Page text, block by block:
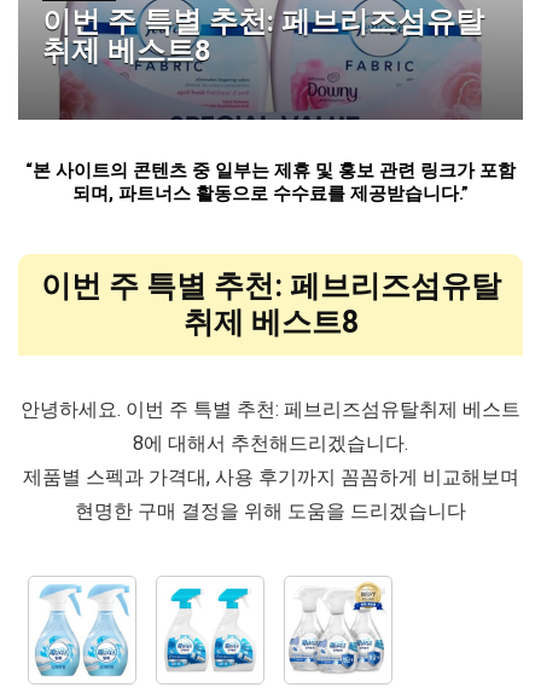
이번 주 특별 추천: 페브리즈섬유탈
취제 베스트8
“본 사이트의 콘텐츠 중 일부는 제휴 및 홍보 관련 링크가 포함
되며, 파트너스 활동으로 수수료를 제공받습니다.”
이번 주 특별 추천: 페브리즈섬유탈
취제 베스트8
안녕하세요. 이번 주 특별 추천: 페브리즈섬유탈취제 베스트
8에 대해서 추천해드리겠습니다.
제품별 스펙과 가격대, 사용 후기까지 꼼꼼하게 비교해보며
현명한 구매 결정을 위해 도움을 드리겠습니다